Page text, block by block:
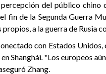
del público
fin de la Segunda Guerra
a la guerra de Rusia
con Estados
Shanghái. "Los europeos
Zhang.